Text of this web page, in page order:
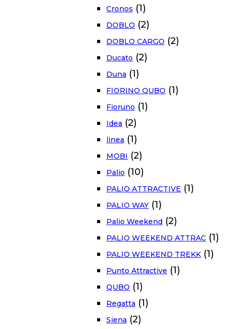
Cronos (1)
DOBLO (2)
DOBLO CARGO (2)
Ducato (2)
Duna (1)
FIORINO QUBO (1)
Fioruno (1)
Idea (2)
linea (1)
MOBI (2)
Palio (10)
PALIO ATTRACTIVE (1)
PALIO WAY (1)
Palio Weekend (2)
PALIO WEEKEND ATTRAC (1)
PALIO WEEKEND TREKK (1)
Punto Attractive (1)
QUBO (1)
Regatta (1)
Siena (2)